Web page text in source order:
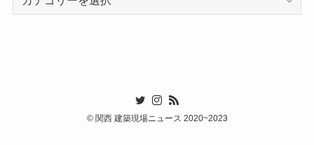
©関西 建築現場ニュース 2020~2023